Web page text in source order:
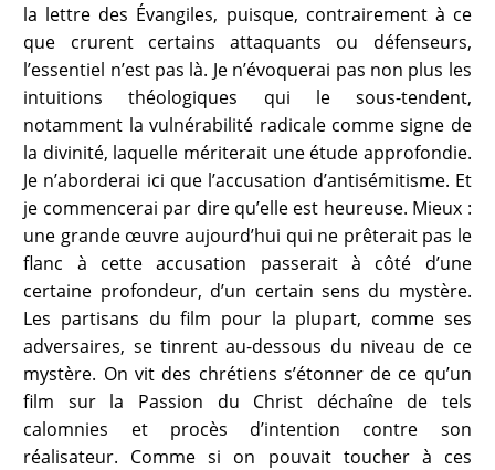
la lettre des Évangiles, puisque, contrairement à ce
que crurent certains attaquants ou défenseurs,
l’essentiel n’est pas là. Je n’évoquerai pas non plus les
intuitions théologiques qui le sous-tendent,
notamment la vulnérabilité radicale comme signe de
la divinité, laquelle mériterait une étude approfondie.
Je n’aborderai ici que l’accusation d’antisémitisme. Et
je commencerai par dire qu’elle est heureuse. Mieux :
une grande œuvre aujourd’hui qui ne prêterait pas le
flanc à cette accusation passerait à côté d’une
certaine profondeur, d’un certain sens du mystère.
Les partisans du film pour la plupart, comme ses
adversaires, se tinrent au-dessous du niveau de ce
mystère. On vit des chrétiens s’étonner de ce qu’un
film sur la Passion du Christ déchaîne de tels
calomnies et procès d’intention contre son
réalisateur. Comme si on pouvait toucher à ces